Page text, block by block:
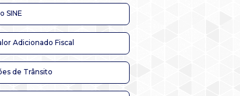
SINE
Adicionado Fiscal
de Trânsito